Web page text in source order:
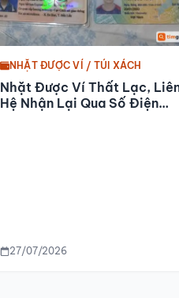
NHẶT ĐƯỢC VÍ / TÚI XÁCH
Nhặt Được Ví Thất Lạc,
Hệ Nhận Lại Qua Số Điện
27/07/2026